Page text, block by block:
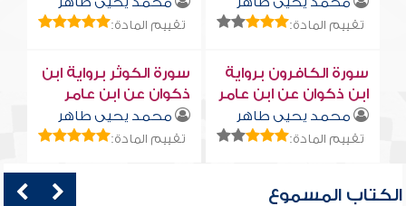
تقييم المادة: تقييم المادة:
سورة الكافرون برواية
ابن ذكوان عن ابن عامر
محمد يحيى طاهر
تقييم المادة:
سورة الكوثر برواية ابن
ذكوان عن ابن عامر
محمد يحيى طاهر
تقييم المادة:
الكتاب المسموع